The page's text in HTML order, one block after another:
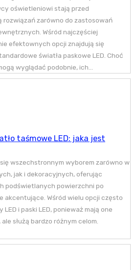
oświetleniowi stają przed
rozwiązań zarówno do zastosowań
Wśród najczęściej
efektownych opcji znajdują się
światła paskowe LED. Choć
wyglądać podobnie, ich...
taśmowe LED: jaka jest
się wszechstronnym wyborem zarówno w
jak i dekoracyjnych, oferując
podświetlanych powierzchni po
akcentujące. Wśród wielu opcji często
i paski LED, ponieważ mają one
służą bardzo różnym celom.